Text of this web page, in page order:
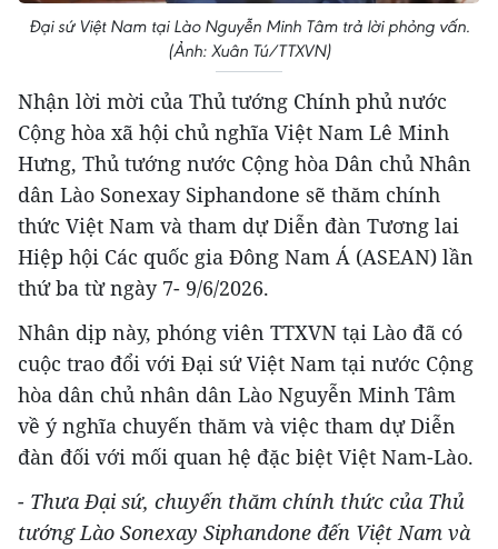
Đại sứ Việt Nam tại Lào Nguyễn Minh Tâm trả lời phỏng vấn.
(Ảnh: Xuân Tú/TTXVN)
Nhận lời mời của Thủ tướng Chính phủ nước
Cộng hòa xã hội chủ nghĩa Việt Nam Lê Minh
Hưng, Thủ tướng nước Cộng hòa Dân chủ Nhân
dân Lào Sonexay Siphandone sẽ thăm chính
thức Việt Nam và tham dự Diễn đàn Tương lai
Hiệp hội Các quốc gia Đông Nam Á (ASEAN) lần
thứ ba từ ngày 7- 9/6/2026.
Nhân dịp này, phóng viên TTXVN tại Lào đã có
cuộc trao đổi với Đại sứ Việt Nam tại nước Cộng
hòa dân chủ nhân dân Lào Nguyễn Minh Tâm
về ý nghĩa chuyến thăm và việc tham dự Diễn
đàn đối với mối quan hệ đặc biệt Việt Nam-Lào.
- Thưa Đại sứ, chuyến thăm chính thức của Thủ
tướng Lào Sonexay Siphandone đến Việt Nam và